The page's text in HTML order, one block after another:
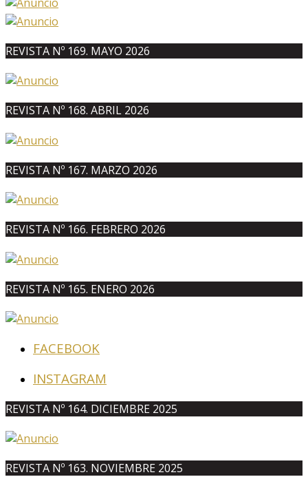
REVISTA Nº 169. MAYO 2026
REVISTA Nº 168. ABRIL 2026
REVISTA Nº 167. MARZO 2026
REVISTA Nº 166. FEBRERO 2026
REVISTA Nº 165. ENERO 2026
FACEBOOK
INSTAGRAM
REVISTA Nº 164. DICIEMBRE 2025
REVISTA Nº 163. NOVIEMBRE 2025